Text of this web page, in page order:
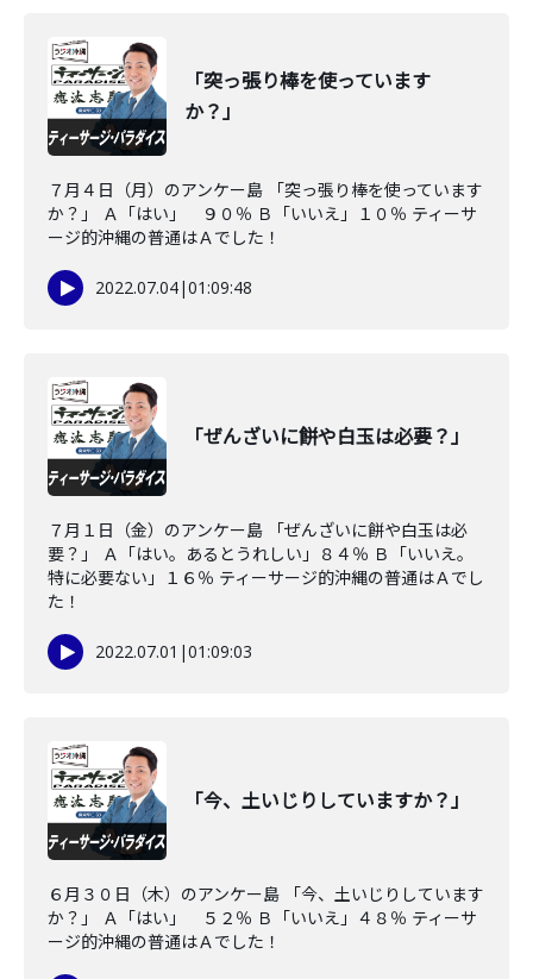
「突っ張り棒を使っています
か？」
７月４日（月）のアンケー島 「突っ張り棒を使っています
か？」 Ａ「はい」 ９０％ Ｂ「いいえ」１０％ ティーサ
ージ的沖縄の普通はＡでした！
2022.07.04|01:09:48
「ぜんざいに餅や白玉は必要？」
７月１日（金）のアンケー島 「ぜんざいに餅や白玉は必
要？」 Ａ「はい。あるとうれしい」８４％ Ｂ「いいえ。
特に必要ない」１６％ ティーサージ的沖縄の普通はＡでし
た！
2022.07.01 |01:09:03
「今、土いじりしていますか？」
６月３０日（木）のアンケー島 「今、土いじりしています
か？」 Ａ「はい」 ５２％ Ｂ「いいえ」４８％ ティーサ
ージ的沖縄の普通はＡでした！